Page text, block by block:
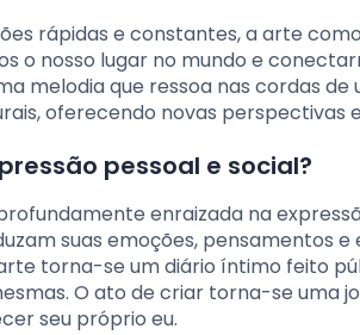
rápidas e constantes, a arte
o nosso lugar no mundo e
melodia que ressoa nas cordas
oferecendo novas perspectivas
pessoal e social?
enraizada na
suas emoções, pensamentos e
torna-se um diário íntimo feito
O ato de criar torna-se uma
seu próprio eu.